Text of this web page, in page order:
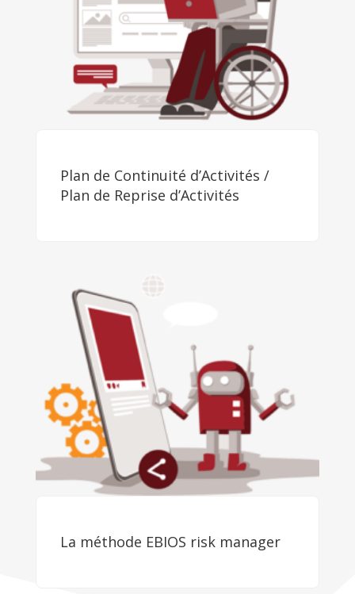
Plan de Continuité d’Activités /
Plan de Reprise d’Activités
La méthode EBIOS risk manager